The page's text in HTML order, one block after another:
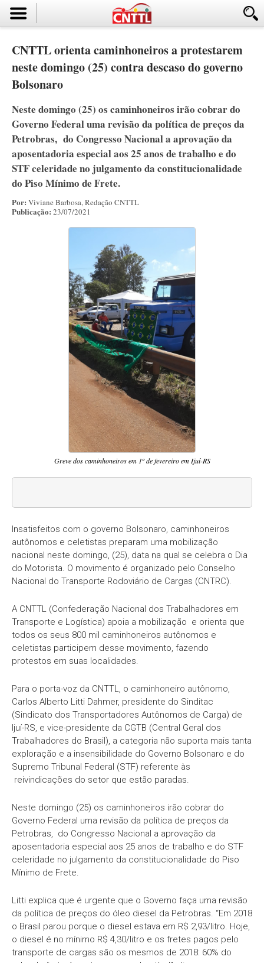
CNTTL orienta caminhoneiros a protestarem
neste domingo (25) contra descaso do governo
Bolsonaro
Neste domingo (25) os caminhoneiros irão cobrar do
Governo Federal uma revisão da política de preços da
Petrobras, do Congresso Nacional a aprovação da
aposentadoria especial aos 25 anos de trabalho e do
STF celeridade no julgamento da constitucionalidade
do Piso Mínimo de Frete.
Por: Viviane Barbosa, Redação CNTTL
Publicação: 23/07/2021
Greve dos caminhoneiros em 1º de fevereiro em Ijuí-RS
Insatisfeitos com o governo Bolsonaro, caminhoneiros
autônomos e celetistas preparam uma mobilização
nacional neste domingo, (25), data na qual se celebra o Dia
do Motorista. O movimento é organizado pelo Conselho
Nacional do Transporte Rodoviário de Cargas (CNTRC).
A CNTTL (Confederação Nacional dos Trabalhadores em
Transporte e Logística) apoia a mobilização e orienta que
todos os seus 800 mil caminhoneiros autônomos e
celetistas participem desse movimento, fazendo
protestos em suas localidades.
Para o porta-voz da CNTTL, o caminhoneiro autônomo,
Carlos Alberto Litti Dahmer, presidente do Sinditac
(Sindicato dos Transportadores Autônomos de Carga) de
Ijuí-RS, e vice-presidente da CGTB (Central Geral dos
Trabalhadores do Brasil), a categoria não suporta mais tanta
exploração e a insensibilidade do Governo Bolsonaro e do
Supremo Tribunal Federal (STF) referente às
reivindicações do setor que estão paradas.
Neste domingo (25) os caminhoneiros irão cobrar do
Governo Federal uma revisão da política de preços da
Petrobras, do Congresso Nacional a aprovação da
aposentadoria especial aos 25 anos de trabalho e do STF
celeridade no julgamento da constitucionalidade do Piso
Mínimo de Frete.
Litti explica que é urgente que o Governo faça uma revisão
da política de preços do óleo diesel da Petrobras. “Em 2018
o Brasil parou porque o diesel estava em R$ 2,93/litro. Hoje,
o diesel é no mínimo R$ 4,30/litro e os fretes pagos pelo
transporte de cargas são os mesmos de 2018: 60% do